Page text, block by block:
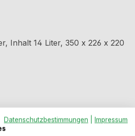
Datenschutzbestimmungen
Impressum